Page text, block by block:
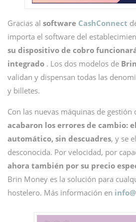
Gracias al software CashConnect
importa el software del
su dispositivo de cobro
integrado . Los dos modelos de
validan y dispensan todas las
y billetes.
Con las nuevas máquinas de gestión
acabaron los errores de cambio:
automático, sin descuadres, y se
desconocida. Por velocidad, por
ahora también por su precio
Brin Money es la solución para
hostelero. Más información en info@